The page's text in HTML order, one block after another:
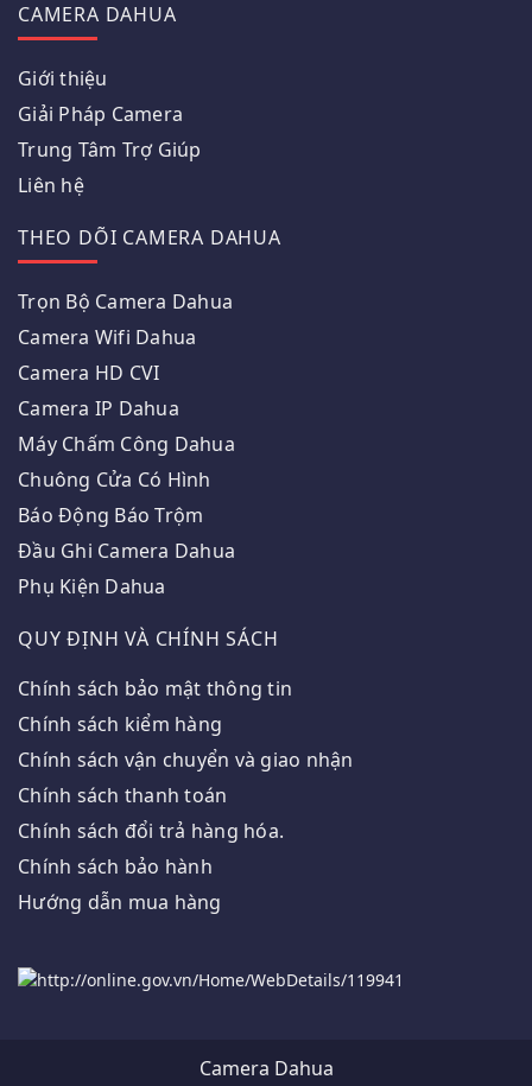
CAMERA DAHUA
Giới thiệu
Giải Pháp Camera
Trung Tâm Trợ Giúp
Liên hệ
THEO DÕI CAMERA DAHUA
Trọn Bộ Camera Dahua
Camera Wifi Dahua
Camera HD CVI
Camera IP Dahua
Máy Chấm Công Dahua
Chuông Cửa Có Hình
Báo Động Báo Trộm
Đầu Ghi Camera Dahua
Phụ Kiện Dahua
QUY ĐỊNH VÀ CHÍNH SÁCH
Chính sách bảo mật thông tin
Chính sách kiểm hàng
Chính sách vận chuyển và giao nhận
Chính sách thanh toán
Chính sách đổi trả hàng hóa.
Chính sách bảo hành
Hướng dẫn mua hàng
Camera Dahua